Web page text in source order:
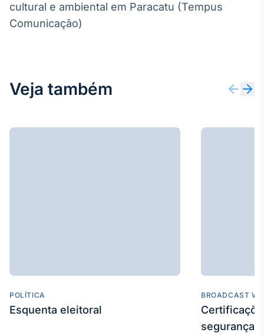
cultural e ambiental em Paracatu (Tempus
Comunicação)
Veja também
POLÍTICA
Esquenta eleitoral
BROADCAST
segurança